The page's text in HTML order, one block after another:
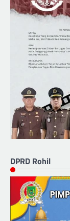
DPRD Rohil